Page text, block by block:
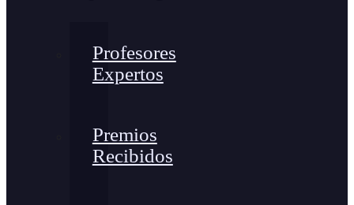
Profesores
Expertos
Premios
Recibidos